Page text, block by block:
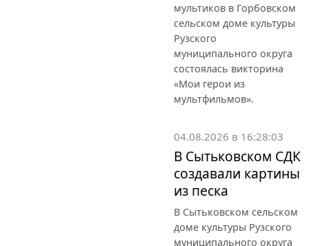
мультиков в Горбовском
сельском доме культуры
Рузского
муниципального округа
состоялась викторина
«Мои герои из
мультфильмов».
04.08.2026 в 16:28:03
В Сытьковском СДК
создавали картины
из песка
В Сытьковском сельском
доме культуры Рузского
муниципального округа